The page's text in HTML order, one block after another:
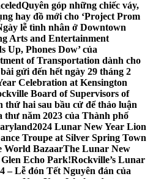
Quyên góp những chiếc váy,
hay đồ mới cho ‘Project Prom
lễ tình nhân ở Downtown
Arts and Entertainment
Up, Phones Dow’ của
of Transportation dành cho
gửi đến hết ngày 29 tháng 2
Celebration at Kensington
Board of Supervisors of
thứ hai sau bầu cử để thảo luận
thư năm 2023 của Thành phố
2024 Lunar New Year Lion
Troupe at Silver Spring Town
World BazaarThe Lunar New
Echo Park!Rockville’s Lunar
– Lễ đón Tết Nguyên đán của